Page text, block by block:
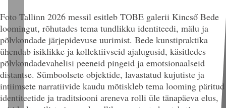
Foto Tallinn 2026 messil esitleb TOBE galerii Kincső Bede
loomingut, rõhutades tema tundlikku identiteedi, mälu ja
põlvkondade järjepidevuse uurimist. Bede kunstipraktika
ühendab isiklikke ja kollektiivseid ajalugusid, käsitledes
põlvkondadevahelisi peeneid pingeid ja emotsionaalseid
distantse. Sümboolsete objektide, lavastatud kujutiste ja
intiimsete narratiivide kaudu mõtiskleb tema looming päritud
identiteetide ja traditsiooni areneva rolli üle tänapäeva elus,